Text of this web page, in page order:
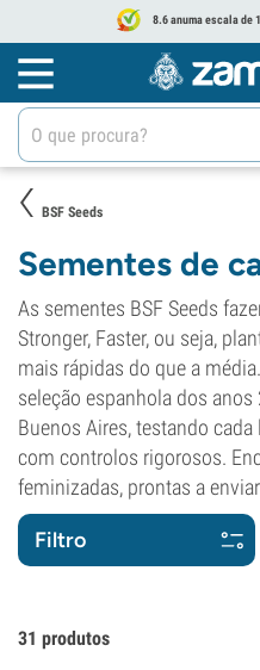
8.6 anuma escala de
BSF Seeds
Sementes de
As sementes BSF Seeds
Stronger, Faster, ou seja,
mais rápidas do que a
seleção espanhola dos
Buenos Aires, testando cada
com controlos rigorosos.
feminizadas, prontas a
Filtro
31 produtos